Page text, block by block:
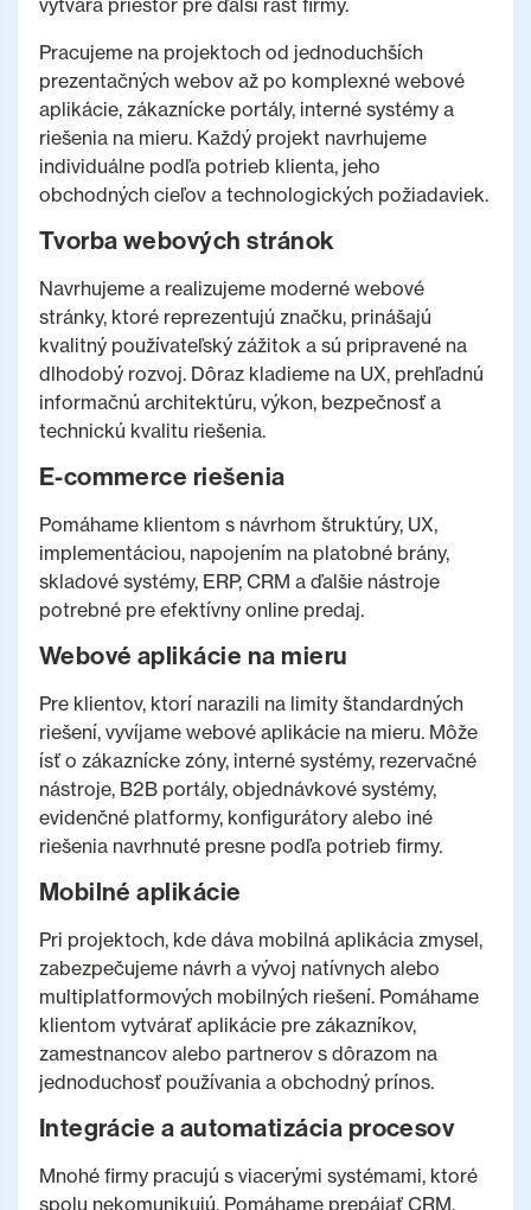
vytvára priestor pre ďalší rast firmy.
Pracujeme na projektoch od jednoduchších
prezentačných webov až po komplexné webové
aplikácie, zákaznícke portály, interné systémy a
riešenia na mieru. Každý projekt navrhujeme
individuálne podľa potrieb klienta, jeho
obchodných cieľov a technologických požiadaviek.
Tvorba webových stránok
Navrhujeme a realizujeme moderné webové
stránky, ktoré reprezentujú značku, prinášajú
kvalitný používateľský zážitok a sú pripravené na
dlhodobý rozvoj. Dôraz kladieme na UX, prehľadnú
informačnú architektúru, výkon, bezpečnosť a
technickú kvalitu riešenia.
E-commerce riešenia
Pomáhame klientom s návrhom štruktúry, UX,
implementáciou, napojením na platobné brány,
skladové systémy, ERP, CRM a ďalšie nástroje
potrebné pre efektívny online predaj.
Webové aplikácie na mieru
Pre klientov, ktorí narazili na limity štandardných
riešení, vyvíjame webové aplikácie na mieru. Môže
ísť o zákaznícke zóny, interné systémy, rezervačné
nástroje, B2B portály, objednávkové systémy,
evidenčné platformy, konfigurátory alebo iné
riešenia navrhnuté presne podľa potrieb firmy.
Mobilné aplikácie
Pri projektoch, kde dáva mobilná aplikácia zmysel,
zabezpečujeme návrh a vývoj natívnych alebo
multiplatformových mobilných riešení. Pomáhame
klientom vytvárať aplikácie pre zákazníkov,
zamestnancov alebo partnerov s dôrazom na
jednoduchosť používania a obchodný prínos.
Integrácie a automatizácia procesov
Mnohé firmy pracujú s viacerými systémami, ktoré
spolu nekomunikujú. Pomáhame prepájať CRM,